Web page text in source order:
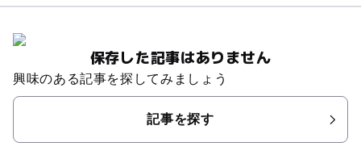
保存した記事はありません
興味のある記事を探してみましょう
記事を探す